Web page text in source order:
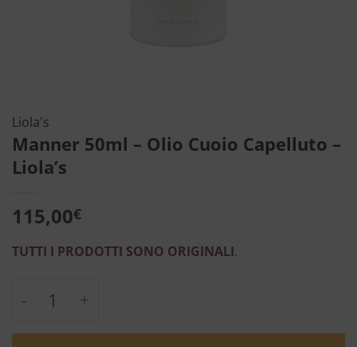
Liola's
Manner 50ml – Olio Cuoio Capelluto –
Liola’s
115,00€
TUTTI I PRODOTTI SONO ORIGINALI.
Manner 50ml - Olio Cuoio Capelluto -